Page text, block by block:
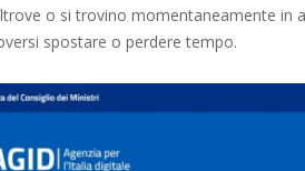
o si trovino momentaneamente in
spostare o perdere tempo.